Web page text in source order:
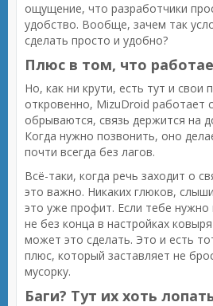
ощущение, что разработчики
удобство. Вообще, зачем так
сделать просто и удобно?
Плюс в том, что
Но, как ни крути, есть тут и свои
откровенно, MizuDroid работает
обрываются, связь держится на
Когда нужно позвонить, оно
почти всегда без лагов.
Всё-таки, когда речь заходит о
это важно. Никаких глюков,
это уже профит. Если тебе нужно
не без конца в настройках
может это сделать. Это и есть
плюс, который заставляет не
мусорку.
Баги? Тут их хоть